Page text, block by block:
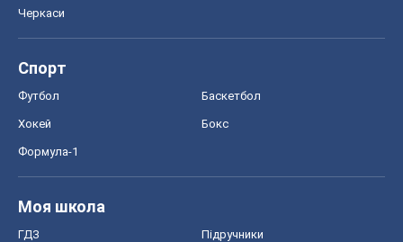
Черкаси
Спорт
Футбол Баскетбол
Хокей Бокс
Формула-1
Моя школа
ГДЗ Підручники